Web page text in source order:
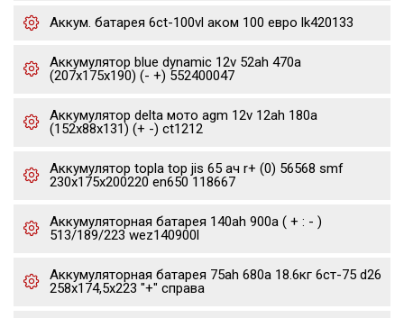
Аккум. батарея 6ct-100vl аком 100 евро lk420133
Аккумулятор blue dynamic 12v 52ah 470a
(207x175x190) (- +) 552400047
Аккумулятор delta мото agm 12v 12ah 180a
(152x88x131) (+ -) ct1212
Аккумулятор topla top jis 65 ач r+ (0) 56568 smf
230x175x200220 en650 118667
Аккумуляторная батарея 140ah 900a ( + : - )
513/189/223 wez140900l
Аккумуляторная батарея 75ah 680a 18.6кг 6ст-75 d26
258x174,5x223 "+" справа